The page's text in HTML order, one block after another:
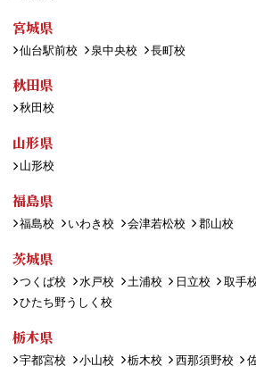
宮城県
仙台駅前校 泉中央校 長町校
秋田県
秋田校
山形県
山形校
福島県
福島校 いわき校 会津若松校 郡山校
茨城県
つくば校 水戸校 土浦校 日立校 取手
ひたち野うしく校
栃木県
宇都宮校 小山校 栃木校 西那須野校